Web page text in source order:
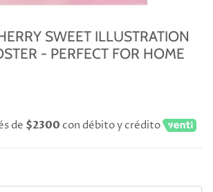
SWEET ILLUSTRATION
- PERFECT FOR HOME
de $2300 con débito y crédito